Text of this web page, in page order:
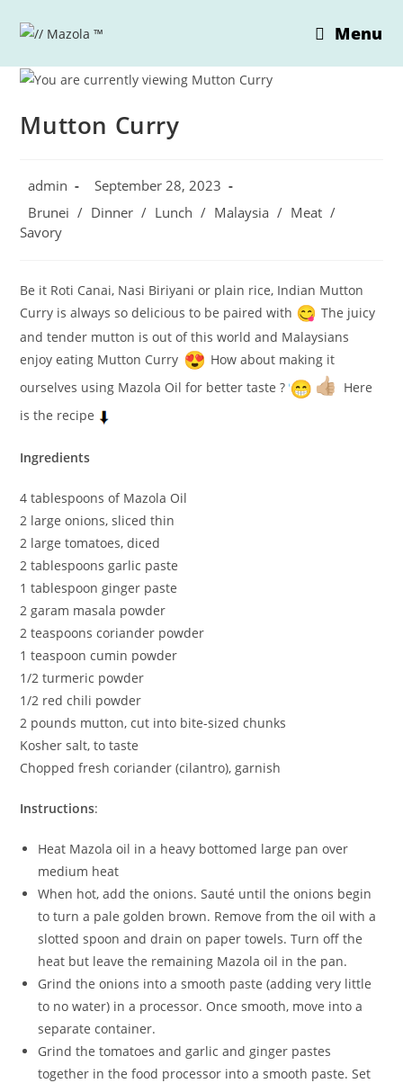
Menu
Mutton Curry
Post
admin
Post
September 28, 2023
Post
category:
Brunei / Dinner / Lunch / Malaysia / Meat /
Savory
Be it Roti Canai, Nasi Biriyani or plain rice, Indian Mutton
Curry is always so delicious to be paired with
The juicy
and tender mutton is out of this world and Malaysians
enjoy eating Mutton Curry
How about making it
ourselves using Mazola Oil for better taste ?
Here
is the recipe
Ingredients
4 tablespoons of Mazola Oil
2 large onions, sliced thin
2 large tomatoes, diced
2 tablespoons garlic paste
1 tablespoon ginger paste
2 garam masala powder
2 teaspoons coriander powder
1 teaspoon cumin powder
1/2 turmeric powder
1/2 red chili powder
2 pounds mutton, cut into bite-sized chunks
Kosher salt, to taste
Chopped fresh coriander (cilantro), garnish
Instructions:
Heat Mazola oil in a heavy bottomed large pan over
medium heat
When hot, add the onions. Sauté until the onions begin
to turn a pale golden brown. Remove from the oil with a
slotted spoon and drain on paper towels. Turn off the
heat but leave the remaining Mazola oil in the pan.
Grind the onions into a smooth paste (adding very little
to no water) in a processor. Once smooth, move into a
separate container.
Grind the tomatoes and garlic and ginger pastes
together in the food processor into a smooth paste. Set